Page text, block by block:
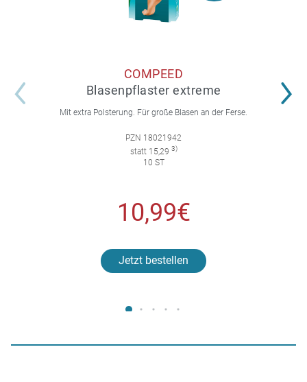
COMPEED
Blasenpflaster extreme
Mit extra Polsterung. Für große Blasen an der Ferse.
PZN 18021942
statt 15,29 3)
10 ST
10,99€
Jetzt bestellen